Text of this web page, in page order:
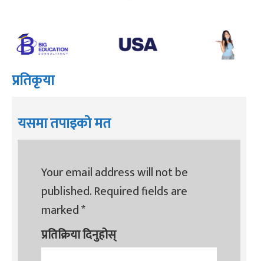
प्रतिकृया
यसमा तपाइको मत
Your email address will not be
published.Required fields are
marked*
प्रतिक्रिया दिनुहोस्